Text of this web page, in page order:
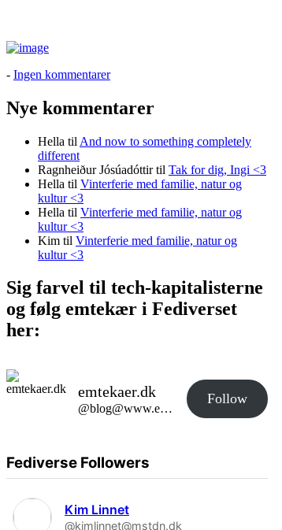
doing
things?
- Ingen kommentarertil
jeg
der
jeg
var
en
i
Nye kommentarer
Hella til And now to something completely
different
Ragnheiður Jósúadóttirtil Tak for dig, Ingi <3
Hella til Vinterferie med familie, natur og
kultur <3
Hella til Vinterferie med familie, natur og
kultur <3
Kim til Vinterferie med familie, natur og
kultur <3
Sig farvel til tech-kapitalisterne
og følg emtekær i Fediverset
her:
emtekaer.dk
@blog@www.emtekaer.dk
Follow
Fediverse Followers
Kim Linnet
@kimlinnet@mstdn.dk